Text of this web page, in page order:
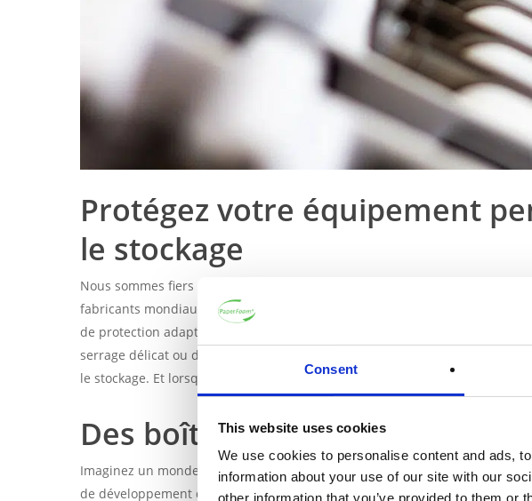
Consent
This website uses cookies
We use cookies to personalise content and ads,
information about your use of our site with our
Protégez votre équipement
le stockage
Nous sommes fiers de présenter cette conception de boîte d’expédition
fabricants mondiaux de systèmes de serrage d’outils pour machines-outils.
de protection adapté peut faire la différence entre un projet réussi et un
serrage délicat ou d’un outil robuste, le bon emballage peut assurer la
le stockage. Et lorsqu’il s’agit d’emballages de protection personnalisables,
Des boîtes durables pour
Imaginez un monde où votre boîte d’expédition protectrice est adaptée
de développement durable. C’est la beauté de l’emballage